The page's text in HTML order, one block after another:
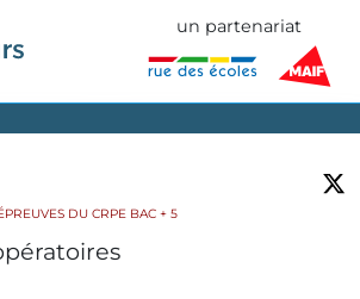
un partenariat
DU CRPE BAC + 5